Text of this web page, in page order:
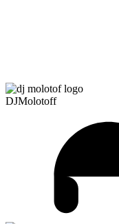
DJMolotoff